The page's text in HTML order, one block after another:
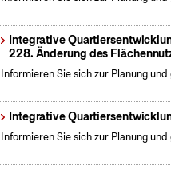
Integrative
228. Änderung des
Informieren Sie sich zur Planung
Integrative
Informieren Sie sich zur Planung